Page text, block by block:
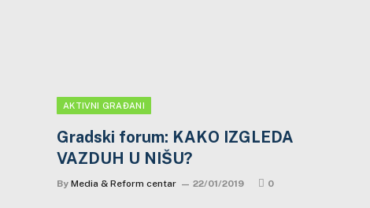
AKTIVNI GRAĐANI
Gradski forum: KAKO IZGLEDA
VAZDUH U NIŠU?
By Media & Reform centar 22/01/2019 0